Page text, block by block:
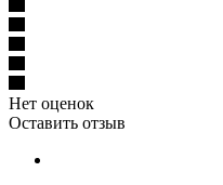
Нет оценок
Оставить отзыв